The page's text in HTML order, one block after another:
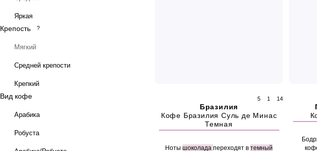
5 1 14
Бразилия
Кофе Бразилия Суль де Минас
Темная
Ноты шоколада переходят в темный
Яркая
Крепость ?
Мягкий
Средней крепости
Крепкий
Вид кофе
Арабика
Робуста